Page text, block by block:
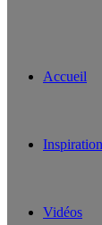
Accueil
Vidéos